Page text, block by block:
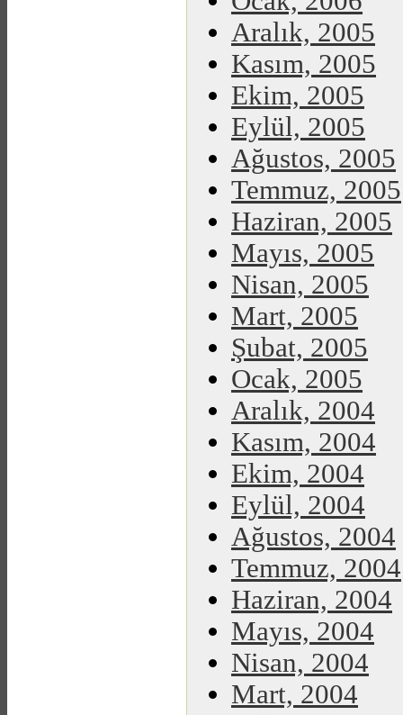
Aralık, 2005
Kasım, 2005
Ekim, 2005
Eylül, 2005
Ağustos, 2005
Temmuz, 2005
Haziran, 2005
Mayıs, 2005
Nisan, 2005
Mart, 2005
Şubat, 2005
Ocak, 2005
Aralık, 2004
Kasım, 2004
Ekim, 2004
Eylül, 2004
Ağustos, 2004
Temmuz, 2004
Haziran, 2004
Mayıs, 2004
Nisan, 2004
Mart, 2004